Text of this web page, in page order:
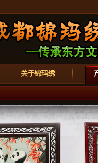
关于锦玛绣